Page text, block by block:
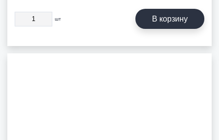
шт В корзину